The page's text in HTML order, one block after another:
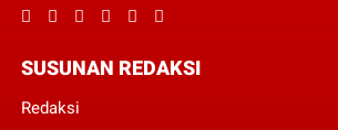
SUSUNAN REDAKSI
Redaksi